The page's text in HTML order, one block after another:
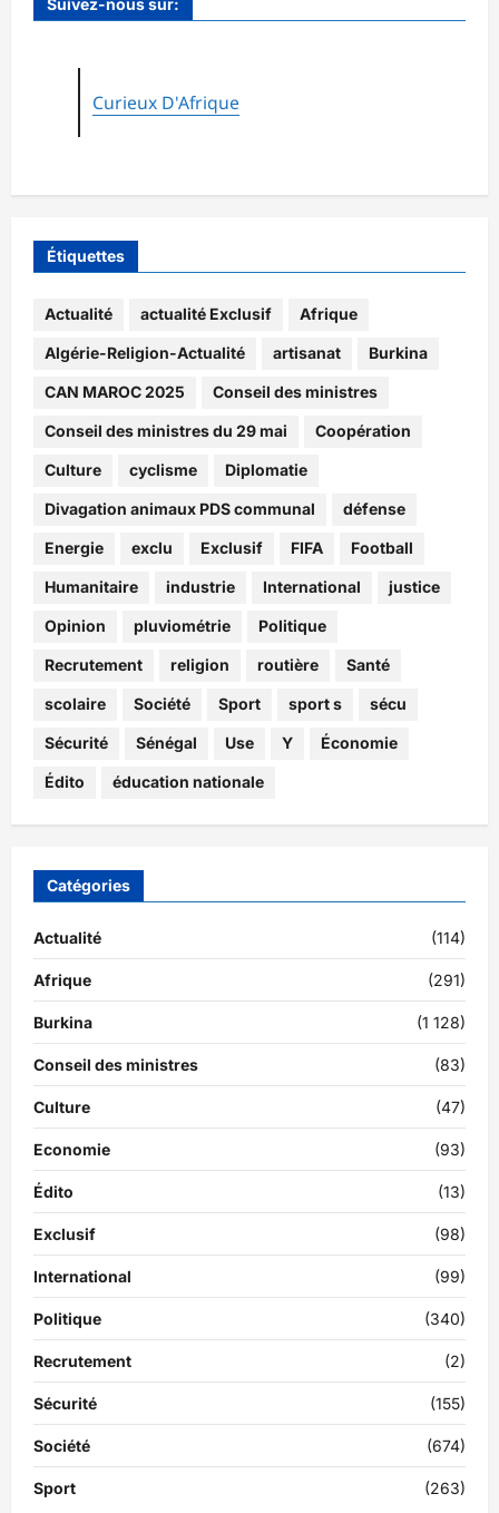
Suivez-nous sur:
Curieux D'Afrique
Étiquettes
Actualité actualité Exclusif Afrique
Algérie-Religion-Actualité artisanat Burkina
CAN MAROC 2025 Conseil des ministres
Conseil des ministres du 29 mai Coopération
Culture cyclisme Diplomatie
Divagation animaux PDS communal défense
Energie exclu Exclusif FIFA Football
Humanitaire industrie International justice
Opinion pluviométrie Politique
Recrutement religion routière Santé
scolaire Société Sport sport s sécu
Sécurité Sénégal Use Y Économie
Édito éducation nationale
Catégories
Actualité (114)
Afrique (291)
Burkina (1 128)
Conseil des ministres (83)
Culture (47)
Economie (93)
Édito (13)
Exclusif (98)
International (99)
Politique (340)
Recrutement (2)
Sécurité (155)
Société (674)
Sport (263)